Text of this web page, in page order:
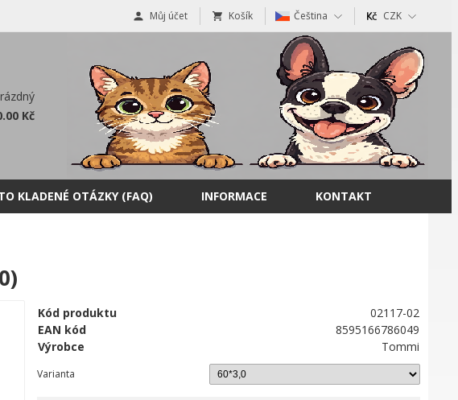
Můj účet Košík Čeština CZK
Kč
KLADENÉ OTÁZKY (FAQ) INFORMACE KONTAKT
Kód produktu
02117-02
EAN kód
8595166786049
Výrobce
Tommi
Varianta